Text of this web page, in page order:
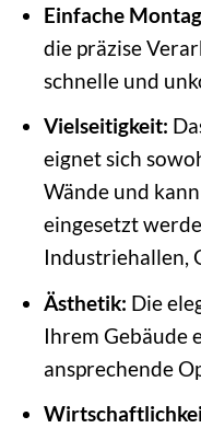
Einfache
die präzise
schnelle und
Vielseitigkeit:
eignet sich
Wände und
eingesetzt
Industriehallen,
Ästhetik: Die
Ihrem Gebäude
ansprechende